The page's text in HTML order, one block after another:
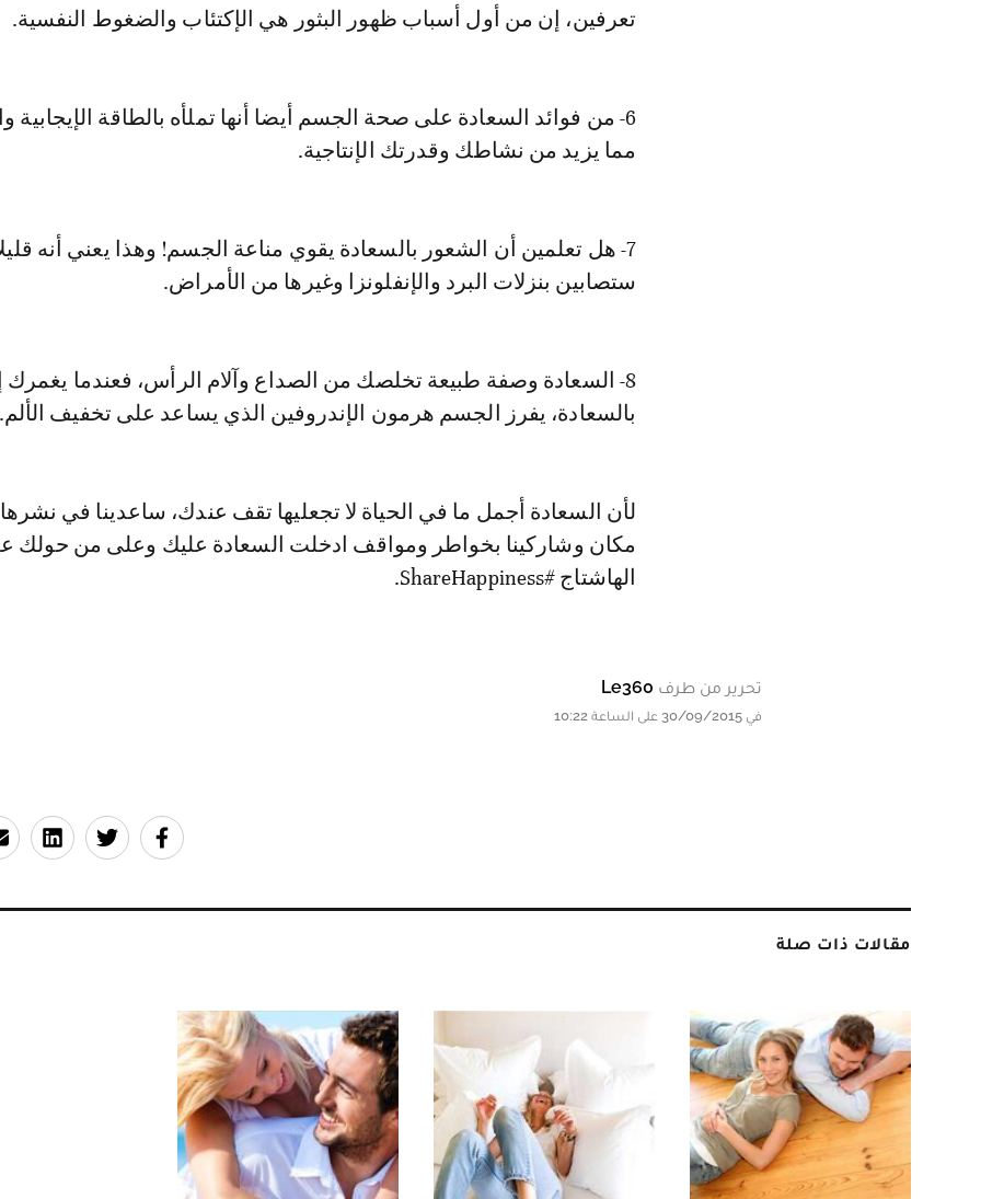
تعرفين، إن من أول أسباب ظهور البثور هي الإكتئاب والضغوط النفسية.
6- من فوائد السعادة على صحة الجسم أيضا أنها تملأه بالطاقة الإيجابية
مما يزيد من نشاطك وقدرتك الإنتاجية.
7- هل تعلمين أن الشعور بالسعادة يقوي مناعة الجسم! وهذا يعني أنه
ستصابين بنزلات البرد والإنفلونزا وغيرها من الأمراض.
8- السعادة وصفة طبيعة تخلصك من الصداع وآلام الرأس، فعندما
بالسعادة، يفرز الجسم هرمون الإندروفين الذي يساعد على تخفيف الألم.
لأن السعادة أجمل ما في الحياة لا تجعليها تقف عندك، ساعدينا في
مكان وشاركينا بخواطر ومواقف ادخلت السعادة عليك وعلى من حولك
الهاشتاج #ShareHappiness.
تحرير من طرف Le360
في 30/09/2015 على الساعة 10:22
مقالات ذات صلة